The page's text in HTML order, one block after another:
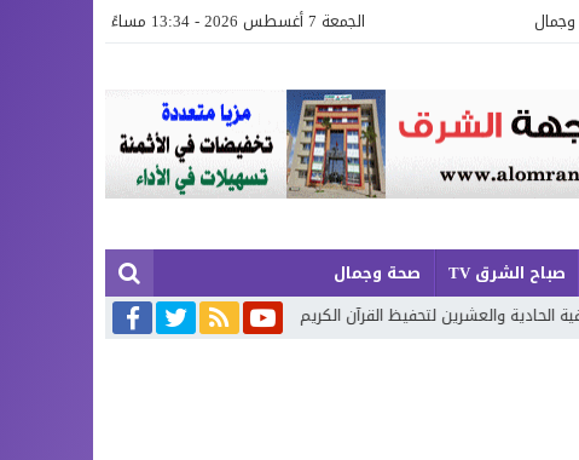
الجمعة 7 أغسطس 2026 - 13:34 مساءً
صباح الشرق TV
صحة وجمال
لتحفيظ القرآن الكريم بإقليم بركان إطلاق حصة إضافية من الدعم